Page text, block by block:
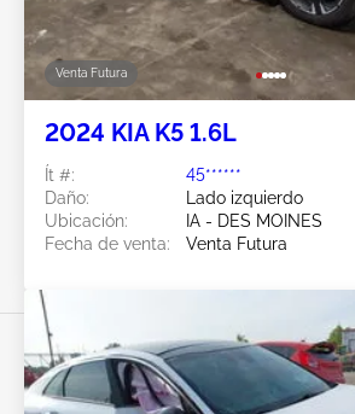
Venta Futura
2024 KIA K5 1.6L
Ít #:
45******
Daño:
Lado izquierdo
Ubicación:
IA - DES MOINES
Fecha de venta:
Venta Futura